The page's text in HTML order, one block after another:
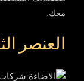
معك.
العنصر